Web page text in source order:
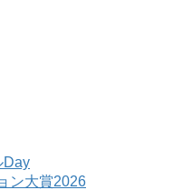
Day
ン大賞2026